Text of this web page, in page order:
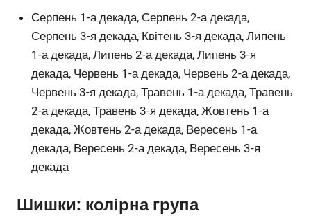
Серпень 1-а декада, Серпень 2-а декада,
Серпень 3-я декада, Квітень 3-я декада, Липень
1-а декада, Липень 2-а декада, Липень 3-я
декада, Червень 1-а декада, Червень 2-а декада,
Червень 3-я декада, Травень 1-а декада, Травень
2-а декада, Травень 3-я декада, Жовтень 1-а
декада, Жовтень 2-а декада, Вересень 1-а
декада, Вересень 2-а декада, Вересень 3-я
декада
Шишки: колірна група